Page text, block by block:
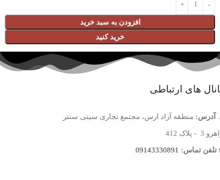
افزودن به سبد خرید
خرید کنید
های ارتباطی
آدرس: منطقه آزاد ارس، مجتمع تجاری سیتی سنتر
3 - پلاک 412
تلفن تماس: 09143330891